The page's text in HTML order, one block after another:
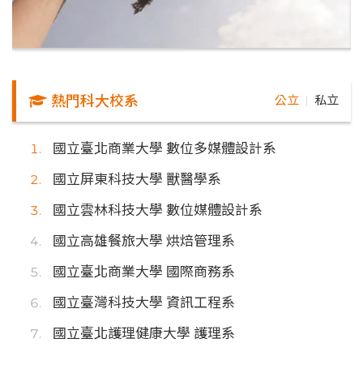
熱門科大校系 公立 私立
國立臺北商業大學 數位多媒體設計系
國立屏東科技大學 獸醫學系
國立雲林科技大學 數位媒體設計系
國立高雄餐旅大學 烘焙管理系
國立臺北商業大學 國際商務系
國立臺灣科技大學 資訊工程系
國立臺北護理健康大學 護理系